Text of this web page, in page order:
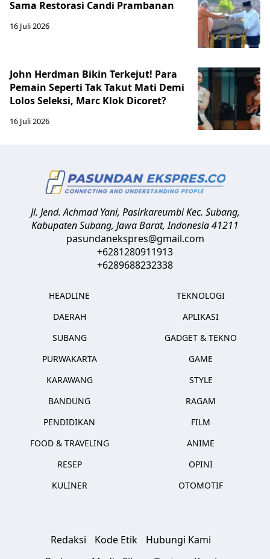
Sama Restorasi Candi Prambanan
16 Juli 2026
John Herdman Bikin Terkejut! Para
Pemain Seperti Tak Takut Mati Demi
Lolos Seleksi, Marc Klok Dicoret?
16 Juli 2026
Jl. Jend. Achmad Yani, Pasirkareumbi Kec. Subang,
Kabupaten Subang, Jawa Barat,Indonesia41211
pasundanekspres@gmail.com
+6281280911913
+6289688232338
HEADLINE
DAERAH
SUBANG
PURWAKARTA
KARAWANG
BANDUNG
PENDIDIKAN
FOOD & TRAVELING
RESEP
KULINER
TEKNOLOGI
APLIKASI
GADGET & TEKNO
GAME
STYLE
RAGAM
FILM
ANIME
OPINI
OTOMOTIF
Redaksi Kode Etik
Hubungi Kami